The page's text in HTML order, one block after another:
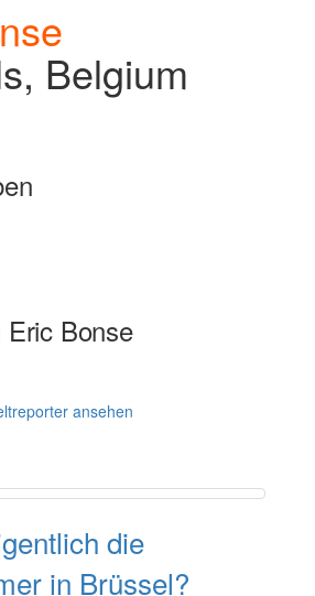
Belgium
Bonse
ansehen
die
in Brüssel?